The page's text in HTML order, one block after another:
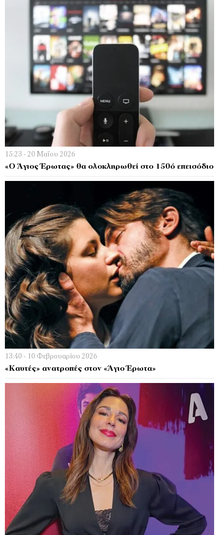
15:23 - 20 Μαΐου 2026
«Ο Άγιος Έρωτας» θα ολοκληρωθεί στο 150ό επεισόδιο
13:40 - 10 Φεβρουαρίου 2026
«Καυτές» ανατροπές στον «Άγιο Έρωτα»